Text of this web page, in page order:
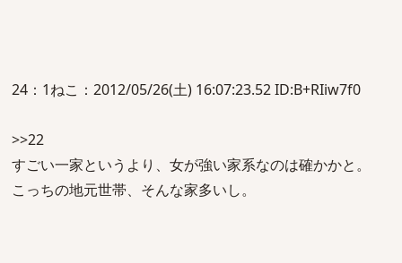
24：1ねこ：2012/05/26(土) 16:07:23.52 ID:B+RIiw7f0
>>22
すごい一家というより、女が強い家系なのは確かかと。
こっちの地元世帯、そんな家多いし。